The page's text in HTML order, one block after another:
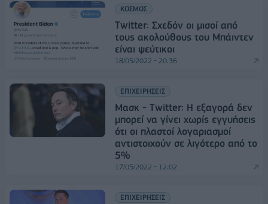
ΚΟΣΜΟΣ
Twitter: Σχεδόν οι μισοί από
τους ακολούθους του Μπάιντεν
είναι ψεύτικοι
18/05/2022 - 20:36
ΕΠΙΧΕΙΡΗΣΕΙΣ
Μασκ - Twitter: Η εξαγορά δεν
μπορεί να γίνει χωρίς εγγυήσεις
ότι οι πλαστοί λογαριασμοί
αντιστοιχούν σε λιγότερο από το
5%
17/05/2022 - 12:02
ΕΠΙΧΕΙΡΗΣΕΙΣ